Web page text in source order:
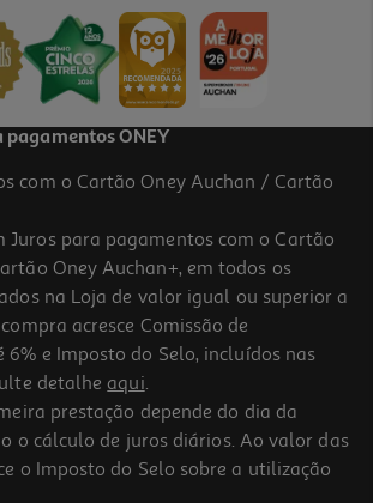
Kick Icon Iphone 17 Promax
pagamentos ONEY
com o Cartão Oney Auchan / Cartão
Juros para pagamentos com o Cartão
Oney Auchan+, em todos os
na Loja de valor igual ou superior a
acresce Comissão de
6% e Imposto do Selo, incluídos nas
detalhe aqui.
prestação depende do dia da
o cálculo de juros diários. Ao valor das
o Imposto do Selo sobre a utilização